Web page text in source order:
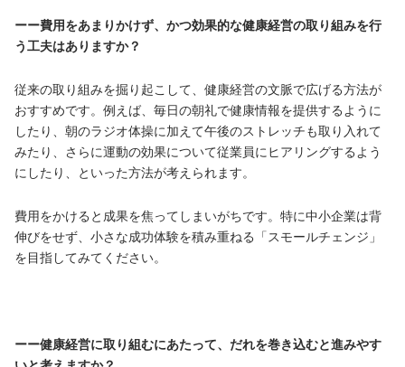
ーー費用をあまりかけず、かつ効果的な健康経営の取り組みを行
う工夫はありますか？
従来の取り組みを掘り起こして、健康経営の文脈で広げる方法が
おすすめです。例えば、毎日の朝礼で健康情報を提供するように
したり、朝のラジオ体操に加えて午後のストレッチも取り入れて
みたり、さらに運動の効果について従業員にヒアリングするよう
にしたり、といった方法が考えられます。
費用をかけると成果を焦ってしまいがちです。特に中小企業は背
伸びをせず、小さな成功体験を積み重ねる「スモールチェンジ」
を目指してみてください。
ーー健康経営に取り組むにあたって、だれを巻き込むと進みやす